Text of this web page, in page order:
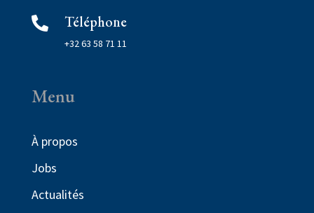
 Téléphone
+32 63 58 71 11
Menu
À propos
Jobs
Actualités